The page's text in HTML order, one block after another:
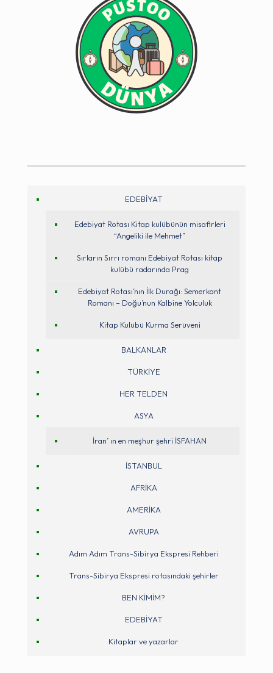
EDEBİYAT
Edebiyat Rotası Kitap kulübünün misafirleri
“Angeliki ile Mehmet”
Sırların Sırrı romanı Edebiyat Rotası kitap
kulübü radarında Prag
Edebiyat Rotası’nın İlk Durağı: Semerkant
Romanı – Doğu’nun Kalbine Yolculuk
Kitap Kulübü Kurma Serüveni
BALKANLAR
TÜRKİYE
HER TELDEN
ASYA
İran’ ın en meşhur şehri İSFAHAN
İSTANBUL
AFRİKA
AMERİKA
AVRUPA
Adım Adım Trans-Sibirya Ekspresi Rehberi
Trans-Sibirya Ekspresi rotasındaki şehirler
BEN KİMİM?
EDEBİYAT
Kitaplar ve yazarlar